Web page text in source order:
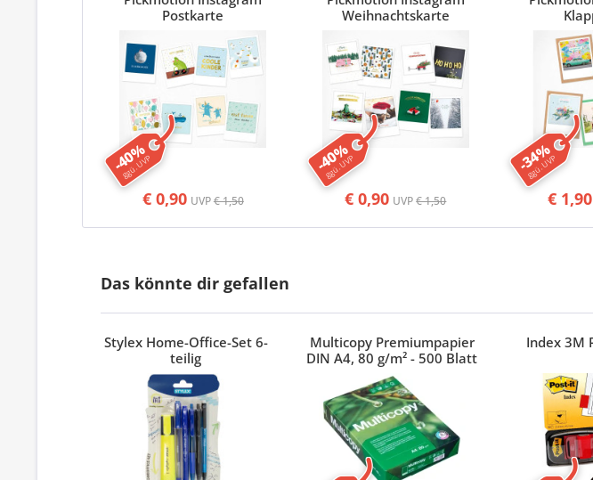
-40%
ggü. UVP
Postkarte
€ 0,90 UVP€ 1,50
-40%
ggü. UVP
Weihnachtskarte
€ 0,90 UVP€ 1,50
-34%
ggü. UVP
€ 1,90
Das könnte dir gefallen
Stylex Home-Office-Set 6-
teilig
Multicopy Premiumpapier
DIN A4, 80 g/m² - 500 Blatt
Index 3M